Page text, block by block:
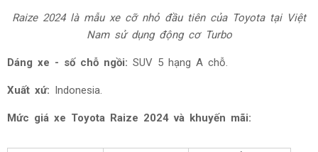
Raize 2024 là mẫu xe cỡ nhỏ đầu tiên của Toyota tại Việt
Nam sử dụng động cơ Turbo
Dáng xe - số chỗ ngồi: SUV 5 hạng A chỗ.
Xuất xứ: Indonesia.
Mức giá xe Toyota Raize 2024 và khuyến mãi: